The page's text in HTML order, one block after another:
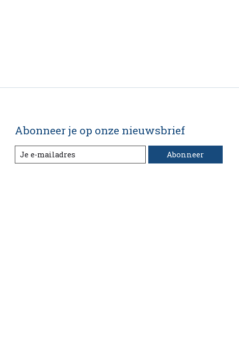
Abonneer je op onze nieuwsbrief
Abonneer